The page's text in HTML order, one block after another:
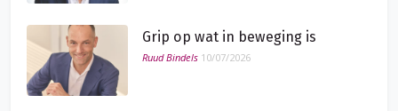
Grip op wat in beweging is
Ruud Bindels 10/07/2026